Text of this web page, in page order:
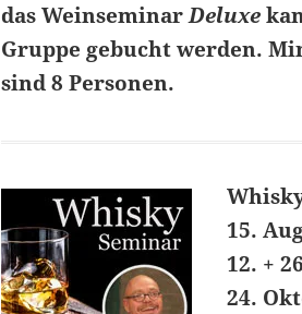
das WeinseminarDeluxe
Gruppe gebucht werden.
sind 8 Personen.
15.
12. +
24.